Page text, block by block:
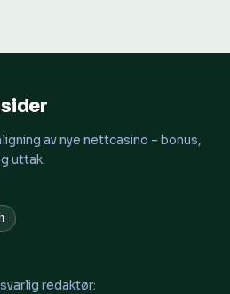
av nye nettcasino – bonus,
uttak.
redaktør: